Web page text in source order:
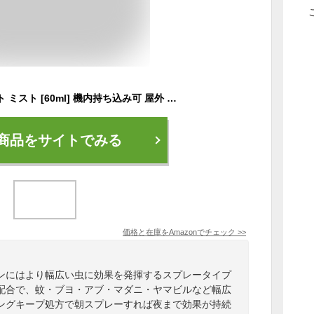
コールマン サラテクト ミスト [60ml] 機内持ち込み可 屋外 キャンプ アウトドアの虫よけスプレー 蚊・アブ・トコジラミなど 忌避 (アース製薬)
品をサイトでみる
価格と在庫をAmazonでチェック >>
にはより幅広い虫に効果を発揮するスプレータイプ
合で、蚊・ブヨ・アブ・マダニ・ヤマビルなど幅広
グキープ処方で朝スプレーすれば夜まで効果が持続